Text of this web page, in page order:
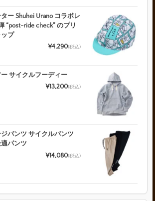
ー Shuhei Urano コラボレ
“post-ride check” のプリ
プ
¥4,290(税込)
サイクルフーディー
¥13,200(税込)
パンツ サイクルパンツ
パンツ
¥14,080(税込)